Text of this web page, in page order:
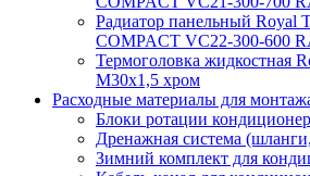
Радиатор панельный Royal
COMPACT VC22-300-600
Термоголовка жидкостная
M30х1,5 хром
Расходные материалы для
Блоки ротации
Дренажная система
Зимний комплект для